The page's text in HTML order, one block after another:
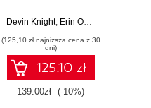
to Power BI, Data
Tools, and
Microsoft Fabric -
Fourth Edition
Devin Knight, Erin Ostrowsky
(125,10 zł najniższa cena z 30
dni)
125.10 zł
139.00zł (-10%)